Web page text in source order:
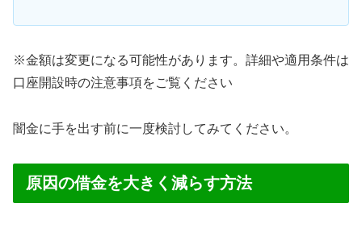
※金額は変更になる可能性があります。詳細や適用条件は
口座開設時の注意事項をご覧ください
闇金に手を出す前に一度検討してみてください。
原因の借金を大きく減らす方法